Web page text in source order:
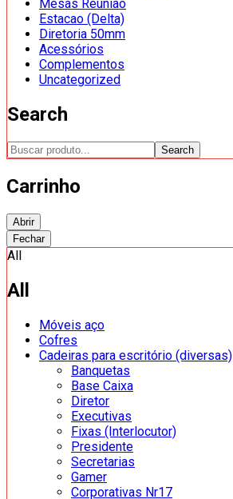
Mesas Reunião
Estacao (Delta)
Diretoria 50mm
Acessórios
Complementos
Uncategorized
Search
Search
Carrinho
Abrir
Fechar
All
All
Móveis aço
Cofres
Cadeiras para escritório (diversas)
Banquetas
Base Caixa
Diretor
Executivas
Fixas (Interlocutor)
Presidente
Secretarias
Gamer
Corporativas Nr17